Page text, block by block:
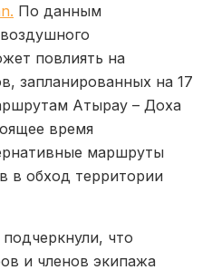
По данным
повлиять на
запланированных на 17
Атырау – Доха
время
маршруты
в обход территории
что
и членов экипажа